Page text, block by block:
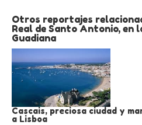
Otros reportajes
Real de Santo Antonio, en
Guadiana
Cascais, preciosa ciudad y
a Lisboa